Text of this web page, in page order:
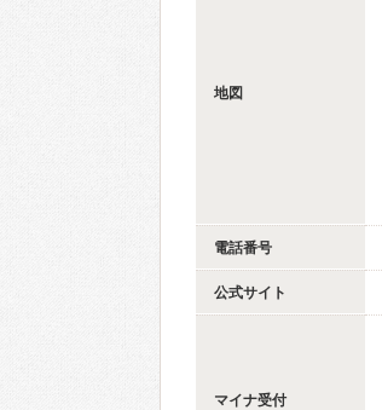
地図
電話番号
公式サイト
マイナ受付